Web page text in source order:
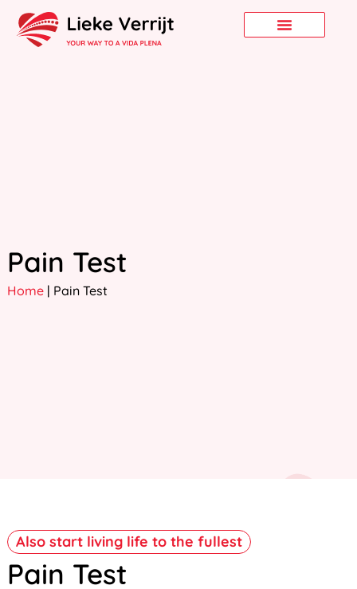
Pain Test
Home| Pain Test
Also start living life to the fullest
Pain Test